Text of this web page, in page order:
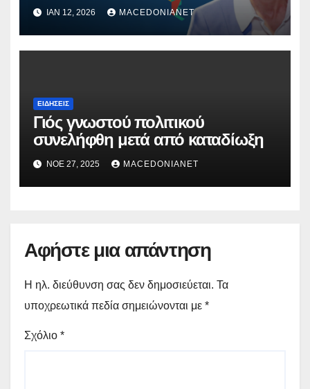
ΙΑΝ 12, 2026 MACEDONIANET
ΕΙΔΉΣΕΙΣ
Γιός γνωστού πολιτικού
συνελήφθη μετά από καταδίωξη
ΝΟΈ 27, 2025 MACEDONIANET
Αφήστε μια απάντηση
Η ηλ. διεύθυνση σας δεν δημοσιεύεται. Τα
υποχρεωτικά πεδία σημειώνονται με *
Σχόλιο *